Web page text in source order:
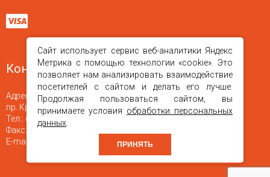
Контакты
Адрес: 660010,г. Красноярск
пр. Красноярский Рабочий, 150 стр. 46, офис 16
Тел.: (391) 251-04-40
+7 (923) 354-84-74
Факс:
(391) +7 (391) 245-71-22
Е-mail:
Сайт использует сервис веб-аналитики Яндекс
Метрика с помощью технологии «cookie». Это
позволяет нам анализировать взаимодействие
посетителей с сайтом и делать его лучше.
Продолжая пользоваться сайтом, вы
принимаете условия обработки персональных
данных
ПРИНЯТЬ